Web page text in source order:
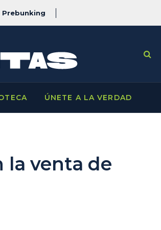
Prebunking
ÚNETE A LA VERDAD
la venta de